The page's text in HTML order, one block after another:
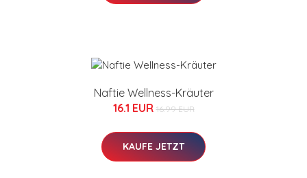
Naftie Wellness-Kräuter
16.1 EUR 16.99 EUR
KAUFE JETZT